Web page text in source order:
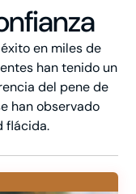
en miles de
han tenido un
del pene de
han observado
flácida.